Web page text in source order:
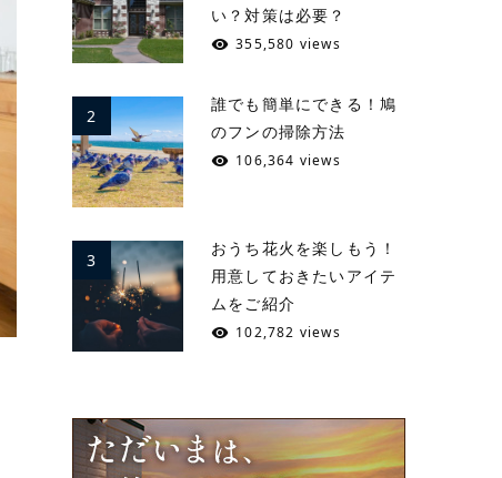
い？対策は必要？
355,580 views
2
誰でも簡単にできる！鳩
のフンの掃除方法
106,364 views
3
おうち花火を楽しもう！
用意しておきたいアイテ
ムをご紹介
102,782 views